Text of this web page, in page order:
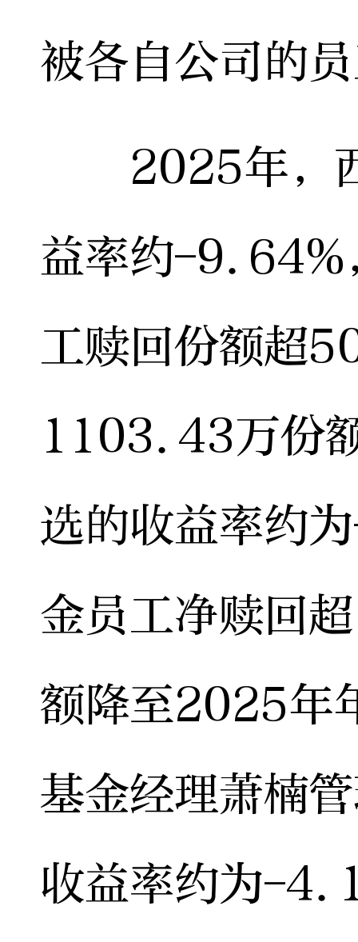
被各自公司的
2025年，西
益率约-9.64%
工赎回份额超
1103.43万份
选的收益率约
金员工净赎回
额降至2025年
基金经理萧楠
收益率约为-